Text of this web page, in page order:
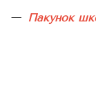
Пакунок